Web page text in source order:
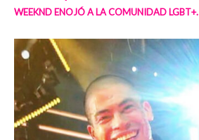
WEEKND ENOJÓ A LA COMUNIDAD LGBT+.